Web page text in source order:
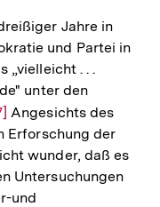
Jahre in
und Partei in
„vielleicht . . .
unter den
Angesichts des
Erforschung der
wunder, daß es
Untersuchungen
und